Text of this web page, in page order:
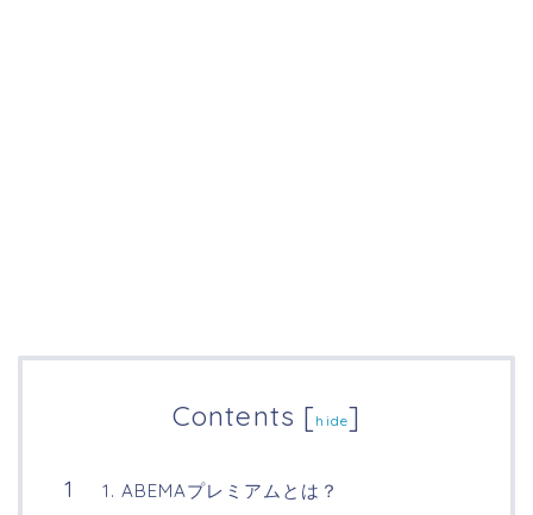
Contents [hide]
1. ABEMAプレミアムとは？